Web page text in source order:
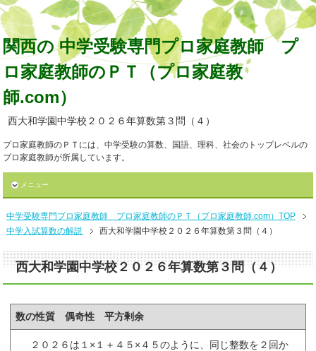
関西の 中学受験専門プロ家庭教師 プ
ロ家庭教師のＰＴ（プロ家庭教
師.com）
西大和学園中学校２０２６年算数第３問（４）
プロ家庭教師のＰＴには、中学受験の算数、国語、理科、社会のトップレベルの
プロ家庭教師が所属しています。
メニュー
中学受験専門プロ家庭教師 プロ家庭教師のＰＴ（プロ家庭教師.com）TOP
中学入試算数の解説
西大和学園中学校２０２６年算数第３問（４）
西大和学園中学校２０２６年算数第３問（４）
数の性質 偶奇性 平方剰余
２０２６は１×１＋４５×４５のように、同じ整数を２回か